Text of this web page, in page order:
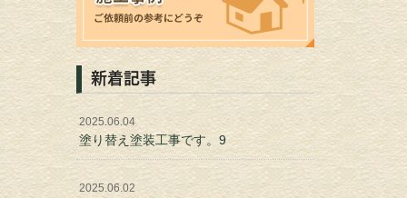
新着記事
2025.06.04
塗り替え塗装工事です。9
2025.06.02